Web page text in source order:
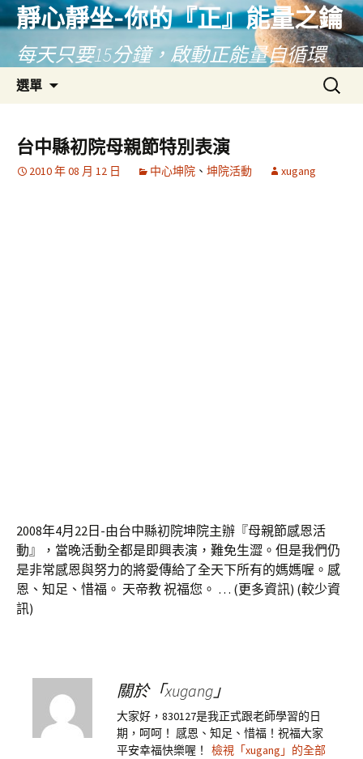
靜心靜坐-你的『正』能量之鑰
每天只要15分鐘，啟動正能量自循環
選單
要
內
容
搜
尋
台中縣初院母親節特別表演
2010 年 08 月 12 日 中心坤院 、 坤院活動 xugang
2008年4月22日-由台中縣初院坤院主辦『母親節感恩活
動』，當晚活動全都是即興表演，難免生澀。但是我們仍
是非常感恩與努力的將愛傳給了全天下所有的媽媽喔。感
恩、知足、惜福。 天帝教 祝福您。 … (更多資訊) (較少資
訊)
關於「xugang」
大家好，830127是我正式跟老師學習的日
期，呵呵！ 感恩、知足、惜福！祝福大家
平安幸福快樂喔！
檢視「xugang」的全部